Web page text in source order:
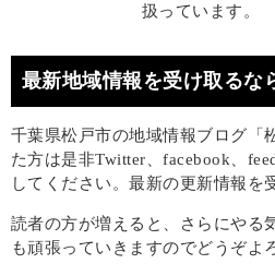
扱っています。
最新地域情報を受け取るな
千葉県松戸市の地域情報ブログ「
た方は是非Twitter、facebook、
してください。最新の更新情報を
読者の方が増えると、さらにやる
も頑張っていきますのでどうぞよ